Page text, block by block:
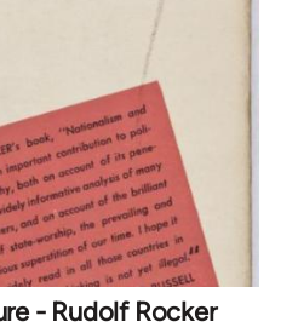
- Rudolf Rocker